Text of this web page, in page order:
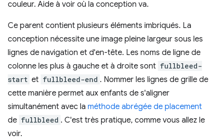
Ce parent contient plusieurs éléments imbriqués. La
conception nécessite une image pleine largeur sous les
lignes de navigation et d'en-tête. Les noms de ligne de
colonne les plus à gauche et à droite sont fullbleed-
start et fullbleed-end . Nommer les lignes de grille de
cette manière permet aux enfants de s'aligner
simultanément avec la méthode abrégée de placement
de fullbleed . C'est très pratique, comme vous allez le
voir.